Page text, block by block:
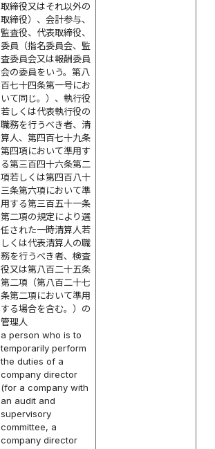
取締役又はそれ以外の
取締役）、会計参与、
監査役、代表取締役、
委員（指名委員会、監
査委員会又は報酬委員
会の委員をいう。第八
百七十四条第一号にお
いて同じ。）、執行役
若しくは代表執行役の
職務を行うべき者、清
算人、第四百七十九条
第四項において準用す
る第三百四十六条第二
項若しくは第四百八十
三条第六項において準
用する第三百五十一条
第二項の規定により選
任された一時清算人若
しくは代表清算人の職
務を行うべき者、検査
役又は第八百二十五条
第二項（第八百二十七
条第二項において準用
する場合を含む。）の
管理人
a person who is to
temporarily perform
the duties of a
company director
(for a company with
an audit and
supervisory
committee, a
company director